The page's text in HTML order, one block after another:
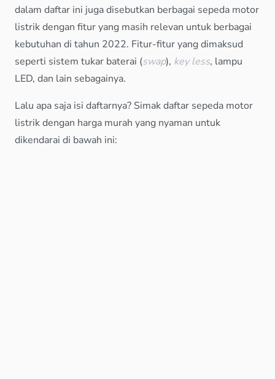
dalam daftar ini juga disebutkan berbagai sepeda motor
listrik dengan fitur yang masih relevan untuk berbagai
kebutuhan di tahun 2022. Fitur-fitur yang dimaksud
seperti sistem tukar baterai (swap), key less, lampu
LED, dan lain sebagainya.
Lalu apa saja isi daftarnya? Simak daftar sepeda motor
listrik dengan harga murah yang nyaman untuk
dikendarai di bawah ini: